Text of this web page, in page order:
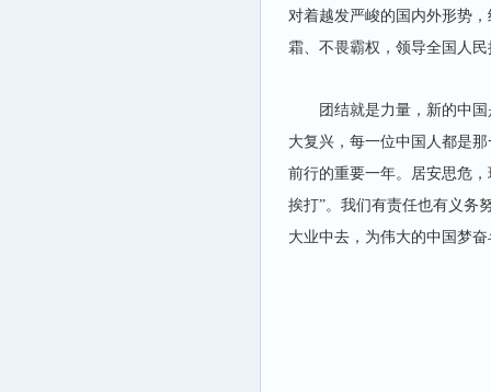
对着越发严峻的国内外形势
霜、不畏霸权，领导全国人
团结就是力量，新的中
大复兴，每一位中国人都是
前行的重要一年。居安思危
挨打”。我们有责任也有义务
大业中去，为伟大的中国梦